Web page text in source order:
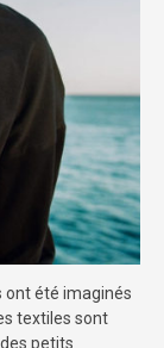
ont été imaginés
textiles sont
petits